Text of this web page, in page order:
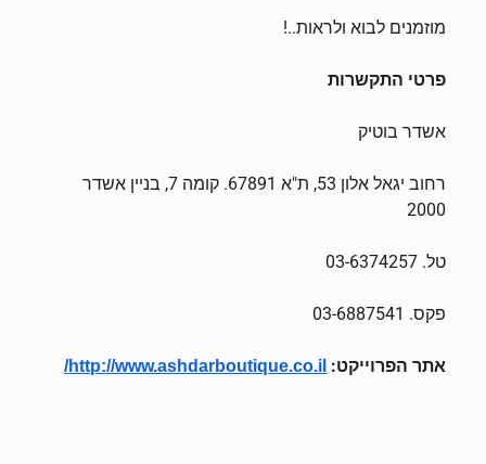
מוזמנים לבוא ולראות..!
פרטי התקשרות
אשדר בוטיק
רחוב יגאל אלון 53, ת"א 67891. קומה 7, בניין אשדר
2000
טל. 03-6374257
פקס. 03-6887541
אתר הפרוייקט: http://www.ashdarboutique.co.il/